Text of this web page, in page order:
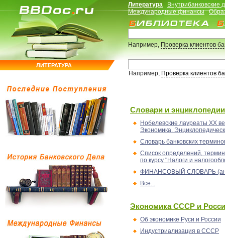
ЛИТЕРАТУРА
Литература
Внутрибанковские
Международные финансы
Например,Проверка клиентов
Например, Проверка клиентов
Словари и энциклопедии
Нобелевские лауреаты XX
Экономика.
Словарь банковских
Список определений,
по курсу "Налоги и
ФИНАНСОВЫЙ СЛОВАРЬ
Все...
Экономика СССР и
Об экономике Руси и России
Индустриализация в СССР